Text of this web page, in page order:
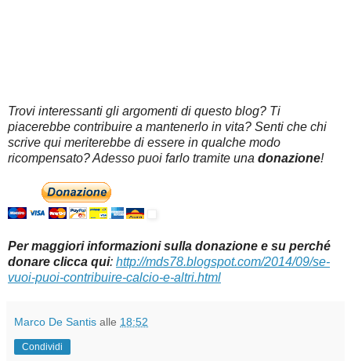
Trovi interessanti gli argomenti di questo blog? Ti
piacerebbe contribuire a mantenerlo in vita? Senti che chi
scrive qui meriterebbe di essere in qualche modo
ricompensato? Adesso puoi farlo tramite una donazione!
Per maggiori informazioni sulla donazione e su perché
donare clicca qui: http://mds78.blogspot.com/2014/09/se-
vuoi-puoi-contribuire-calcio-e-altri.html
Marco De Santis alle 18:52
Condividi